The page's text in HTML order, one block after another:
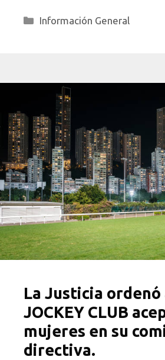
Categorías
Información General
La Justicia ordenó
JOCKEY CLUB
mujeres en su
directiva.